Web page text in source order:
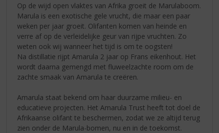
Op de wijd open vlaktes van Afrika groeit de Marulaboom.
Marula is een exotische gele vrucht, die maar een paar
weken per jaar groeit. Olifanten komen van heinde en
verre af op de verleidelijke geur van rijpe vruchten. Zo
weten ook wij wanneer het tijd is om te oogsten!
Na distillatie rijpt Amarula 2 jaar op Frans eikenhout. Het
wordt daarna gemengd met fluweelzachte room om de
zachte smaak van Amarula te creëren.
Amarula staat bekend om haar duurzame milieu- en
educatieve projecten. Het Amarula Trust heeft tot doel de
Afrikaanse olifant te beschermen, zodat we ze altijd terug
zien onder de Marula-bomen, nu en in de toekomst.